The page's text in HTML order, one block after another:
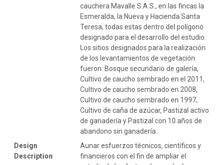
cauchera Mavalle S.A.S., en las fincas la
Esmeralda, la Nueva y Hacienda Santa
Teresa, todas estas dentro del polígono
designado para el desarrollo del estudio.
Los sitios designados para la realización
de los levantamientos de vegetación
fueron: Bosque secundario de galería,
Cultivo de caucho sembrado en el 2011,
Cultivo de caucho sembrado en 2008,
Cultivo de caucho sembrado en 1997,
Cultivo de caña de azúcar, Pastizal activo
de ganadería y Pastizal con 10 años de
abandono sin ganadería.
Design
Description
Aunar esfuerzos técnicos, científicos y
financieros con el fin de ampliar el